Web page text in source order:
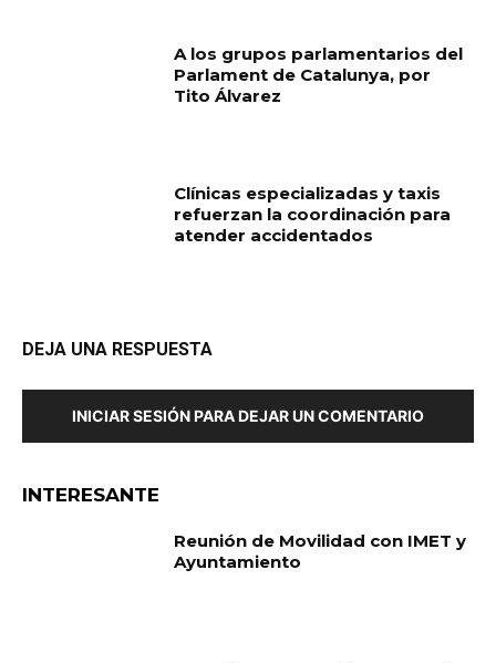
A los grupos parlamentarios del
Parlament de Catalunya, por
Tito Álvarez
Clínicas especializadas y taxis
refuerzan la coordinación para
atender accidentados
DEJA UNA RESPUESTA
INICIAR SESIÓN PARA DEJAR UN COMENTARIO
INTERESANTE
Reunión de Movilidad con IMET y
Ayuntamiento